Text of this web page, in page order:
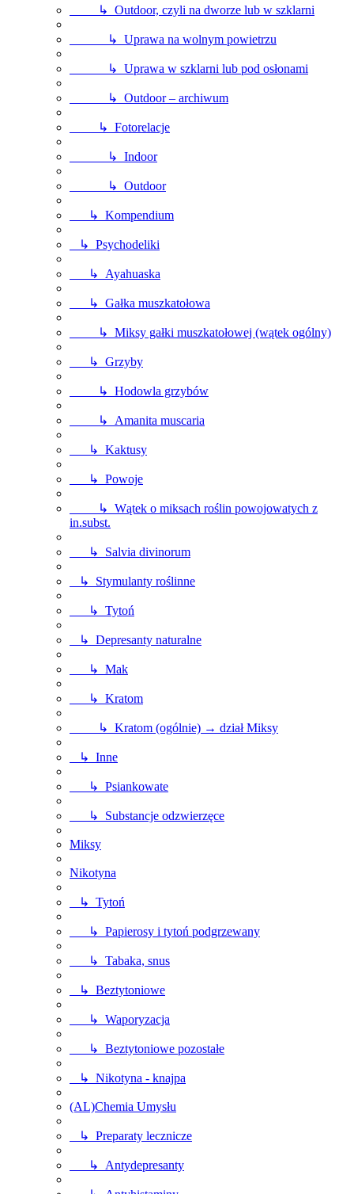
↳ Outdoor, czyli na dworze lub w szklarni
↳ Uprawa na wolnym powietrzu
↳ Uprawa w szklarni lub pod osłonami
↳ Outdoor – archiwum
↳ Fotorelacje
↳ Indoor
↳ Outdoor
↳ Kompendium
↳ Psychodeliki
↳ Ayahuaska
↳ Gałka muszkatołowa
↳ Miksy gałki muszkatołowej (wątek ogólny)
↳ Grzyby
↳ Hodowla grzybów
↳ Amanita muscaria
↳ Kaktusy
↳ Powoje
↳ Wątek o miksach roślin powojowatych z
in.subst.
↳ Salvia divinorum
↳ Stymulanty roślinne
↳ Tytoń
↳ Depresanty naturalne
↳ Mak
↳ Kratom
↳ Kratom (ogólnie) → dział Miksy
↳ Inne
↳ Psiankowate
↳ Substancje odzwierzęce
Miksy
Nikotyna
↳ Tytoń
↳ Papierosy i tytoń podgrzewany
↳ Tabaka, snus
↳ Beztytoniowe
↳ Waporyzacja
↳ Beztytoniowe pozostałe
↳ Nikotyna - knajpa
(AL)Chemia Umysłu
↳ Preparaty lecznicze
↳ Antydepresanty